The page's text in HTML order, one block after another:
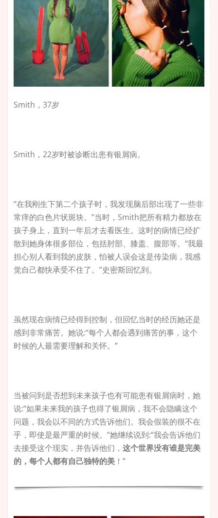
Smith，37岁
Smith，22岁时被诊断出患有银屑病。
“在我刚生下第二个孩子时，我发现脑后部出现了一些非
常痒的白色片状斑块。”当时，Smith把所有精力都放在
孩子身上，直到一年后才去看医生。这时的病情已经扩
散到她身体很多部位，包括肘部、膝盖、腹部等。“我最
担心别人看到我的皮肤，怕被人误会这是传染病，我感
觉自己都快承受不住了。”史密斯回忆到。
虽然现在病情已经得到控制，但回忆当时的经历她还是
感到非常痛苦。她说:“每个人都会遇到痛苦的事，这个
时候的人最需要理解和关怀。”
当被问到是否想到未来孩子也有可能患有银屑病时，她
说:“如果未来我的孩子也得了银屑病，我不会隐瞒这个
问题，我会以不同的方式告诉他们。我会假装的很不在
乎，即使是最严重的时候。”她继续说到:“我会告诉他们
去接受这个现实，并告诉他们， 这个世界没有谁是完美
的，每个人都有自己独特的美 ！”